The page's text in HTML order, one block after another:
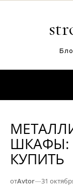
ШКАФЫ:
КУПИТЬ
отAvtor—31